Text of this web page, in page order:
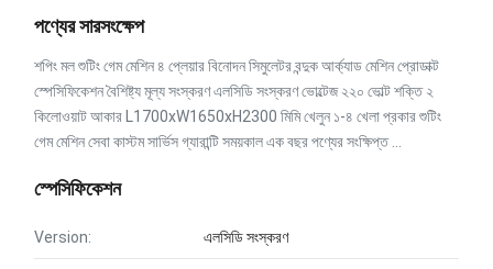
পণ্যের সারসংক্ষেপ
শপিং মল শুটিং গেম মেশিন ৪ প্লেয়ার বিনোদন সিমুলেটর বন্দুক আর্ক্যাড মেশিন প্রোডাক্ট
স্পেসিফিকেশন বৈশিষ্ট্য মূল্য সংস্করণ এলসিডি সংস্করণ ভোল্টেজ ২২০ ভোল্ট শক্তি ২
কিলোওয়াট আকার L1700xW1650xH2300 মিমি খেলুন ১-৪ খেলা প্রকার শুটিং
গেম মেশিন সেবা কাস্টম সার্ভিস গ্যারান্টি সময়কাল এক বছর পণ্যের সংক্ষিপ্ত ...
স্পেসিফিকেশন
Version: এলসিডি সংস্করণ